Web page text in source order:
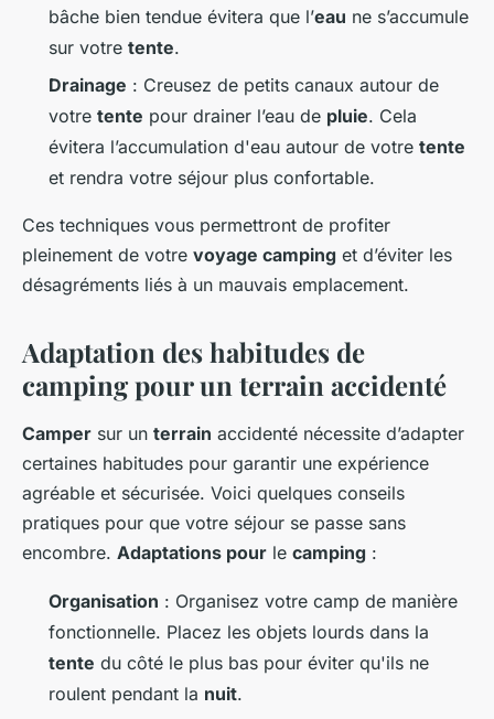
bâche bien tendue évitera que l’eau ne s’accumule
sur votre tente.
Drainage : Creusez de petits canaux autour de
votre tente pour drainer l’eau de pluie. Cela
évitera l’accumulation d'eau autour de votre tente
et rendra votre séjour plus confortable.
Ces techniques vous permettront de profiter
pleinement de votre voyage camping et d’éviter les
désagréments liés à un mauvais emplacement.
Adaptation des habitudes de
camping pour un terrain accidenté
Camper sur un terrain accidenté nécessite d’adapter
certaines habitudes pour garantir une expérience
agréable et sécurisée. Voici quelques conseils
pratiques pour que votre séjour se passe sans
encombre. Adaptations pour le camping :
Organisation : Organisez votre camp de manière
fonctionnelle. Placez les objets lourds dans la
tente du côté le plus bas pour éviter qu'ils ne
roulent pendant la nuit.